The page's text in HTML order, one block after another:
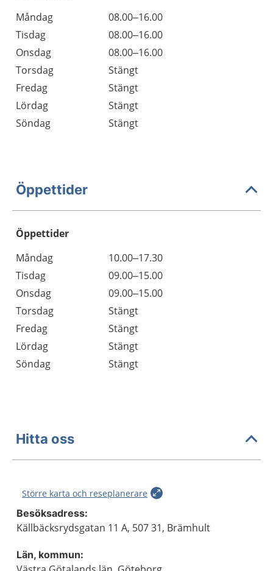
Måndag
08.00–16.00
Tisdag
08.00–16.00
Onsdag
08.00–16.00
Torsdag
Stängt
Fredag
Stängt
Lördag
Stängt
Söndag
Stängt
Öppettider
Öppettider
Dag
Öppettider
Kommentarer
Måndag
10.00–17.30
Tisdag
09.00–15.00
Onsdag
09.00–15.00
Torsdag
Stängt
Fredag
Stängt
Lördag
Stängt
Söndag
Stängt
Hitta oss
Större karta och reseplanerare
Besöksadress:
Källbäcksrydsgatan 11 A, 507 31, Brämhult
Län, kommun: